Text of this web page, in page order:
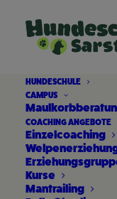
HUNDESCHULE
CAMPUS
COACHING ANGEBOTE
Einzelcoaching
Kurse
Mantrailing